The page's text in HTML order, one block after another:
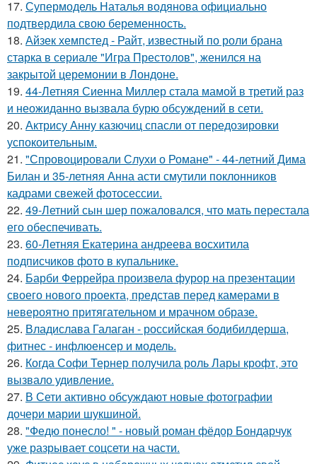
17. Супермодель Наталья водянова официально
подтвердила свою беременность.
18. Айзек хемпстед - Райт, известный по роли брана
старка в сериале "Игра Престолов", женился на
закрытой церемонии в Лондоне.
19. 44-Летняя Сиенна Миллер стала мамой в третий раз
и неожиданно вызвала бурю обсуждений в сети.
20. Актрису Анну казючиц спасли от передозировки
успокоительным.
21. "Спровоцировали Слухи о Романе" - 44-летний Дима
Билан и 35-летняя Анна асти смутили поклонников
кадрами свежей фотосессии.
22. 49-Летний сын шер пожаловался, что мать перестала
его обеспечивать.
23. 60-Летняя Екатерина андреева восхитила
подписчиков фото в купальнике.
24. Барби Феррейра произвела фурор на презентации
своего нового проекта, представ перед камерами в
невероятно притягательном и мрачном образе.
25. Владислава Галаган - российская бодибилдерша,
фитнес - инфлюенсер и модель.
26. Когда Софи Тернер получила роль Лары крофт, это
вызвало удивление.
27. В Сети активно обсуждают новые фотографии
дочери марии шукшиной.
28. "Федю понесло! " - новый роман фёдор Бондарчук
уже разрывает соцсети на части.